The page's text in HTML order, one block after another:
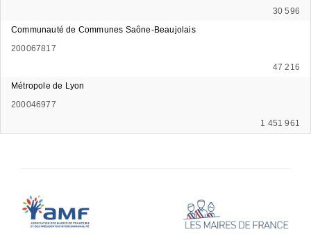
30 596
Communauté de Communes Saône-Beaujolais
200067817
47 216
Métropole de Lyon
200046977
1 451 961